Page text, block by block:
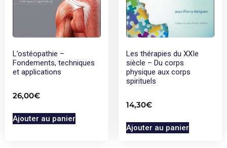
L’ostéopathie –
Fondements, techniques
et applications
26,00€
Ajouter au panier
Les thérapies du XXIe
siècle – Du corps
physique aux corps
spirituels
14,30€
Ajouter au panier